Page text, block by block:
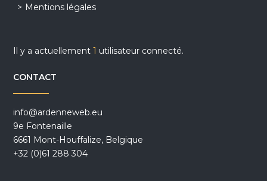
Mentions légales
Il y a actuellement1 utilisateur connecté.
CONTACT
info@ardenneweb.eu
9e Fontenaille
6661 Mont-Houffalize, Belgique
+32 (0)61 288 304